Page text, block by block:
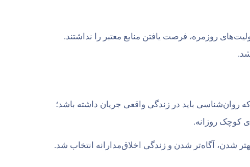
روزمره، فرصت یافتن منابع معتبر را نداشتند.
کوچک روزانه.
شدن، آگاه‌تر شدن و زندگی اخلاق‌مدارانه انتخاب شد.